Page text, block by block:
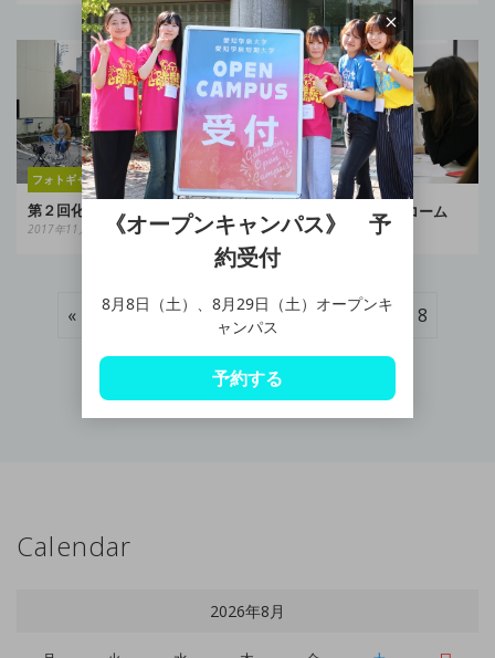
フォトギャラリー
第２回化猫まつり
2017年11月10日
フォトギャラリー
メタボリックシンドローム
2017年10月31日
« Prev 1 2 3 4 5 7 8
Next »
Calendar
2026年8月
《オープンキャンパス》 予
約受付
8月8日（土）、8月29日（土）オープンキ
ャンパス
予約する